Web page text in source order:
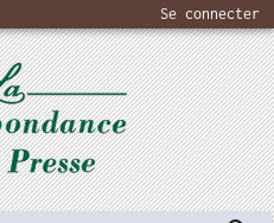
Se connecter